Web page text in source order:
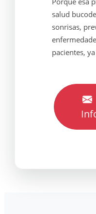
salud
sonrisas,
pacientes,